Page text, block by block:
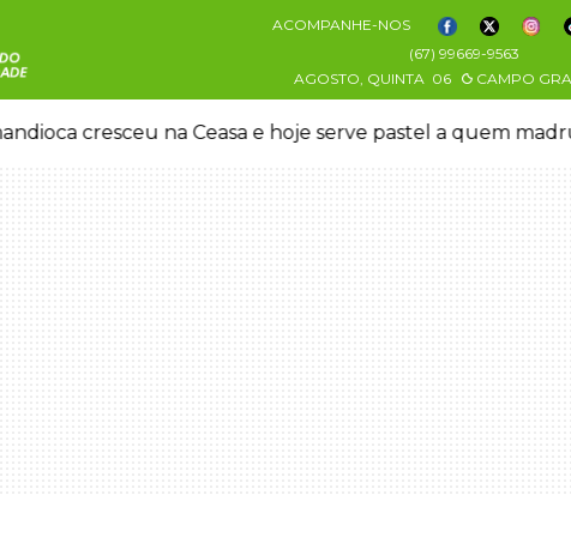
ACOMPANHE-NOS
(67) 99669-9563
AGOSTO, QUINTA 06 CAMPO
cresceu na Ceasa e hoje serve pastel a quem